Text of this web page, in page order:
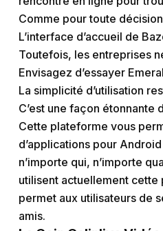
Comme pour toute
L’interface d’accueil de
Toutefois, les entreprises
Envisagez d’essayer
La simplicité d’utilisation
C’est une façon étonnante
Cette plateforme vous
d’applications pour
n’importe qui, n’importe
utilisent actuellement cette
permet aux utilisateurs de
amis.